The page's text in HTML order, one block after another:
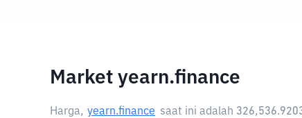
Market yearn.finance
Harga, yearn.finance saat ini adalah